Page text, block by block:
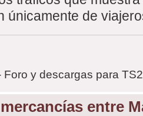
únicamente de
Foro y descargas para
entre